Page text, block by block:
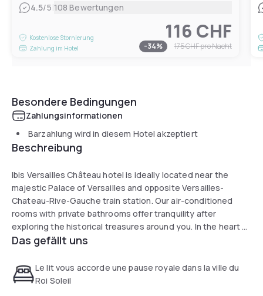
4.5/5|108 Bewertungen
Kostenlose Stornierung
Zahlung im Hotel
116 CHF
-34% 175 CHFpro Nacht
Besondere Bedingungen
Zahlungsinformationen
Barzahlung wird in diesem Hotel akzeptiert
Beschreibung
Ibis Versailles Château hotel is ideally located near the
majestic Palace of Versailles and opposite Versailles-
Chateau-Rive-Gauche train station. Our air-conditioned
rooms with private bathrooms offer tranquility after
exploring the historical treasures around you. In the heart of
Versailles, our bar invites you to a moment of relaxation,
day.
Das gefällt uns
Le lit vous accorde une pause royale dans la ville du
Roi Soleil